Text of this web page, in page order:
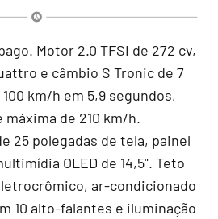
Motor 2.0 TFSI de 272 cv,
e câmbio S Tronic de 7
km/h em 5,9 segundos,
máxima de 210 km/h.
25 polegadas de tela, painel
OLED de 14,5". Teto
ar-condicionado
10 alto-falantes e iluminação